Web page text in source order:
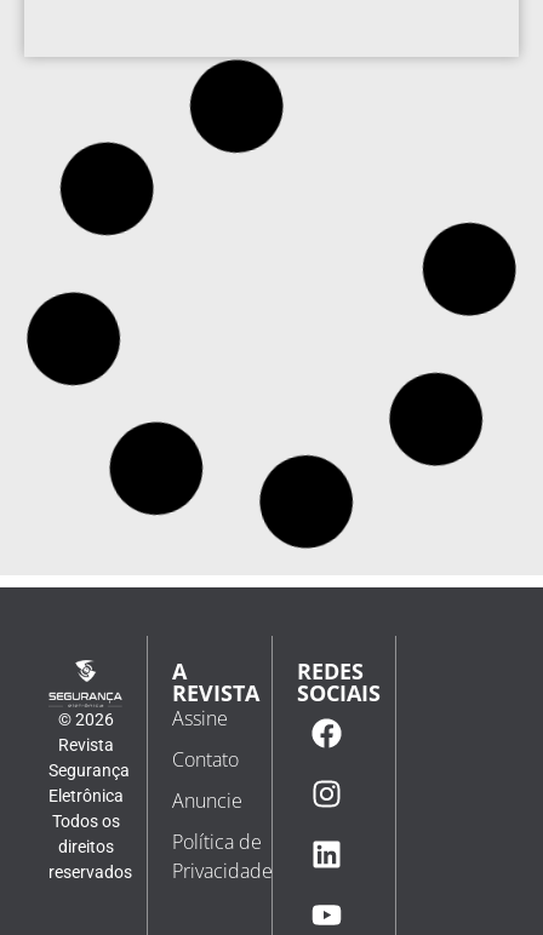
Repensando a segurança para a era da IA
Por Hayete Gallot, vice-presidente executiva da
Microsoft Security A física da cibersegurança está
mudando. Sistemas autônomos agora podem